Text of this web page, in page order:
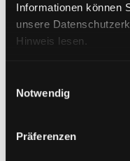
Informationen können
unsere
Hinweis lesen.
Notwendig
Präferenzen
SIZING
CARE INSTRUCTIONS